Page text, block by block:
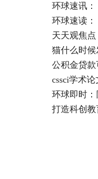
环球速讯
环球速读
天天观焦
猫什么时
公积金贷
cssci学术
环球即时：
打造科创